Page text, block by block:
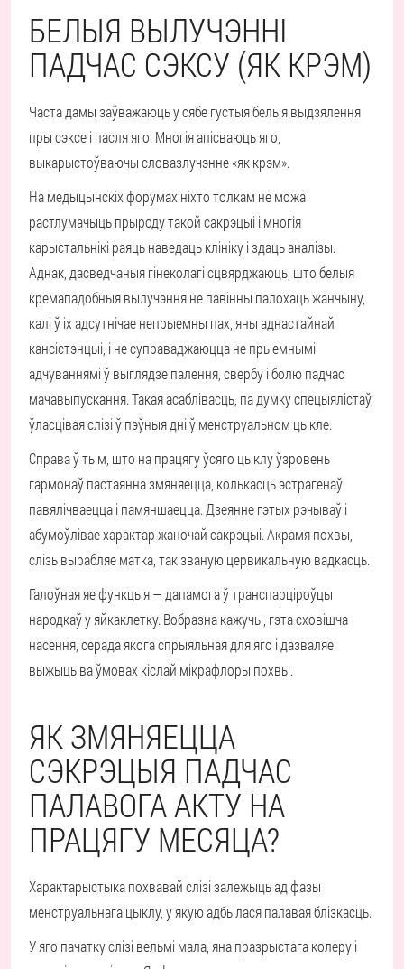
БЕЛЫЯ ВЫЛУЧЭННІ
ПАДЧАС СЭКСУ (ЯК КРЭМ)
Часта дамы заўважаюць у сябе густыя белыя выдзялення
пры сэксе і пасля яго. Многія апісваюць яго,
выкарыстоўваючы словазлучэнне «як крэм».
На медыцынскіх форумах ніхто толкам не можа
растлумачыць прыроду такой сакрэцыі і многія
карыстальнікі раяць наведаць клініку і здаць аналізы.
Аднак, дасведчаныя гінеколагі сцвярджаюць, што белыя
кремападобныя вылучэння не павінны палохаць жанчыну,
калі ў іх адсутнічае непрыемны пах, яны аднастайнай
кансістэнцыі, і не суправаджаюцца не прыемнымі
адчуваннямі ў выглядзе палення, свербу і болю падчас
мачавыпускання. Такая асаблівасць, па думку спецыялістаў,
ўласцівая слізі ў пэўныя дні ў менструальном цыкле.
Справа ў тым, што на працягу ўсяго цыклу ўзровень
гармонаў пастаянна змяняецца, колькасць эстрагенаў
павялічваецца і памяншаецца. Дзеянне гэтых рэчываў і
абумоўлівае характар жаночай сакрэцыі. Акрамя похвы,
слізь вырабляе матка, так званую цервикальную вадкасць.
Галоўная яе функцыя — дапамога ў транспарціроўцы
народкаў у яйкаклетку. Вобразна кажучы, гэта сховішча
насення, серада якога спрыяльная для яго і дазваляе
выжыць ва ўмовах кіслай мікрафлоры похвы.
ЯК ЗМЯНЯЕЦЦА
СЭКРЭЦЫЯ ПАДЧАС
ПАЛАВОГА АКТУ НА
ПРАЦЯГУ МЕСЯЦА?
Характарыстыка похвавай слізі залежыць ад фазы
менструальнага цыклу, у якую адбылася палавая блізкасць.
У яго пачатку слізі вельмі мала, яна празрыстага колеру і